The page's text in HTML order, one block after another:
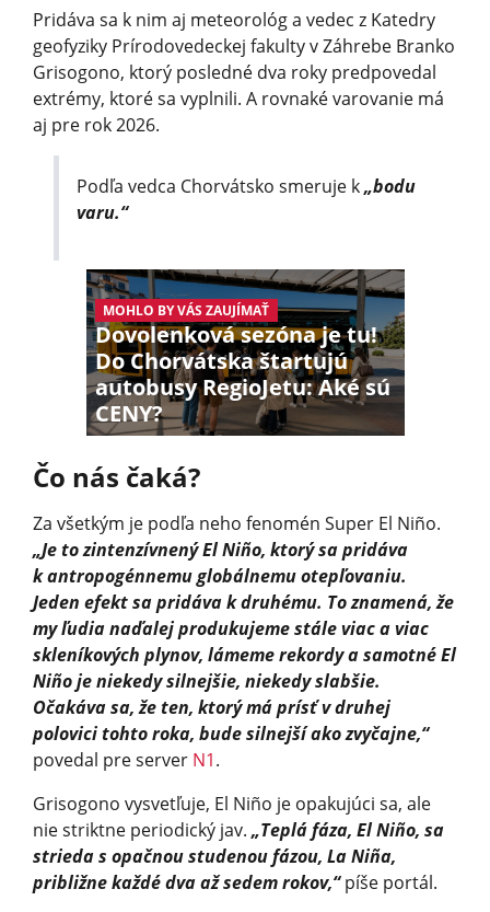
Pridáva sa k nim aj meteorológ a vedec z Katedry
geofyziky Prírodovedeckej fakulty v Záhrebe Branko
Grisogono, ktorý posledné dva roky predpovedal
extrémy, ktoré sa vyplnili. A rovnaké varovanie má
aj pre rok 2026.
Podľa vedca Chorvátsko smeruje k„bodu
varu.“
MOHLO BY VÁS ZAUJÍMAŤ
Dovolenková sezóna je tu!
Do Chorvátska štartujú
autobusy RegioJetu: Aké sú
CENY?
Čo nás čaká?
Za všetkým je podľa neho fenomén Super El Niño.
„Je to zintenzívnený El Niño, ktorý sa pridáva
k antropogénnemu globálnemu otepľovaniu.
Jeden efekt sa pridáva k druhému. To znamená, že
my ľudia naďalej produkujeme stále viac a viac
skleníkových plynov, lámeme rekordy a samotné El
Niño je niekedy silnejšie, niekedy slabšie.
Očakáva sa, že ten, ktorý má prísť v druhej
polovici tohto roka, bude silnejší ako zvyčajne,“
povedal pre server N1.
Grisogono vysvetľuje, El Niño je opakujúci sa, ale
nie striktne periodický jav. „Teplá fáza, El Niño, sa
strieda s opačnou studenou fázou, La Niña,
približne každé dva až sedem rokov,“píše portál.